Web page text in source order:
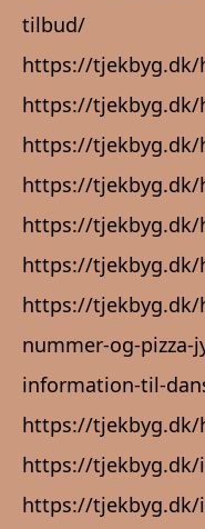
tilbud/
https://tjekbyg.dk/
https://tjekbyg.dk/
https://tjekbyg.dk/
https://tjekbyg.dk/
https://tjekbyg.dk/
https://tjekbyg.dk/
https://tjekbyg.dk/
nummer-og-
information-til-
https://tjekbyg.dk/
https://tjekbyg.dk/
https://tjekbyg.dk/